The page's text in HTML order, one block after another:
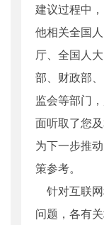
建议过程中
他相关全国
厅、全国人
部、财政部
监会等部门
面听取了您
为下一步推
策参考。
针对互联
问题，各有